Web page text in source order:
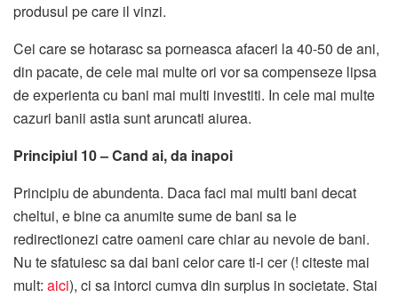
produsul pe care il vinzi.
Cei care se hotarasc sa porneasca afaceri la 40-50 de ani,
din pacate, de cele mai multe ori vor sa compenseze lipsa
de experienta cu bani mai multi investiti. In cele mai multe
cazuri banii astia sunt aruncati aiurea.
Principiul 10 – Cand ai, da inapoi
Principiu de abundenta. Daca faci mai multi bani decat
cheltui, e bine ca anumite sume de bani sa le
redirectionezi catre oameni care chiar au nevoie de bani.
Nu te sfatuiesc sa dai bani celor care ti-i cer (! citeste mai
mult: aici), ci sa intorci cumva din surplus in societate. Stai